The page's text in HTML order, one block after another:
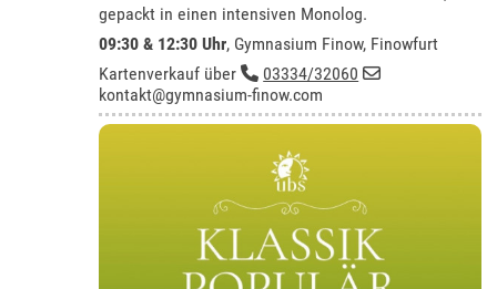
gepackt in einen intensiven Monolog.
09:30 & 12:30 Uhr, Gymnasium Finow, Finowfurt
Kartenverkauf über
03334/32060
kontakt@gymnasium-finow.com